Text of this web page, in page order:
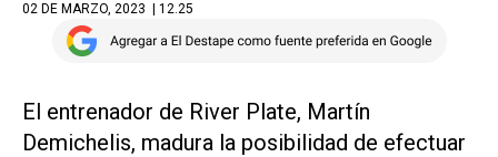
02 DE MARZO, 2023 | 12.25
El entrenador de River Plate, Martín
Demichelis, madura la posibilidad de efectuar